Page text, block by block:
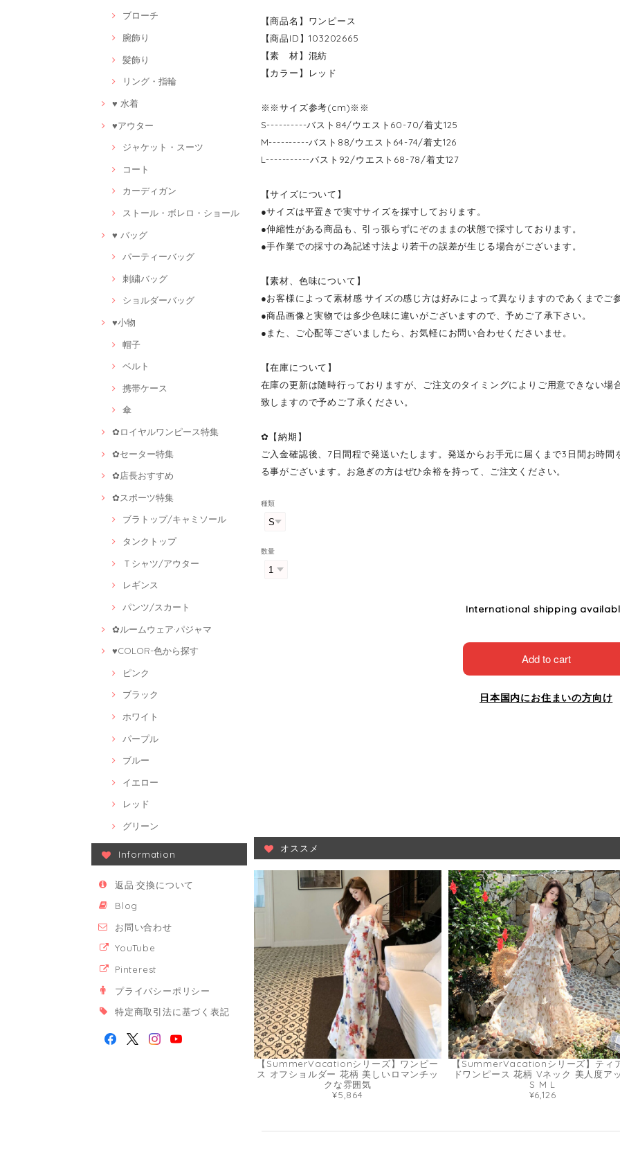
ブローチ
腕飾り
髪飾り
リング・指輪
♥ 水着
♥アウター
ジャケット・スーツ
コート
カーディガン
ストール・ボレロ・ショール
♥ バッグ
パーティーバッグ
刺繍バッグ
ショルダーバッグ
♥小物
帽子
ベルト
携帯ケース
傘
✿ロイヤルワンピース特集
✿セーター特集
✿店長おすすめ
✿スポーツ特集
ブラトップ/キャミソール
タンクトップ
Ｔシャツ/アウター
レギンス
パンツ/スカート
✿ルームウェア·パジャマ
♥COLOR-色から探す
ピンク
ブラック
ホワイト
パープル
ブルー
イエロー
レッド
グリーン
Information
返品·交換について
Blog
お問い合わせ
YouTube
Pinterest
プライバシーポリシー
特定商取引法に基づく表記
【商品名】ワンピース
【商品ID】103202665
【素 材】混紡
【カラー】レッド
※※サイズ参考(cm)※※
S----------バスト84/ウエスト60-70/着丈125
M----------バスト88/ウエスト64-74/着丈126
L-----------バスト92/ウエスト68-78/着丈127
【サイズについて】
●サイズは平置きで実寸サイズを採寸しております。
●伸縮性がある商品も、引っ張らずにぞのままの状態で採寸しております。
●手作業での採寸の為記述寸法より若干の誤差が生じる場合がございます。
【素材、色味について】
●お客様によって素材感·サイズの感じ方は好みによって異なりますのであくまでご
●商品画像と実物では多少色味に違いがございますので、予めご了承下さい。
●また、ご心配等ございましたら、お気軽にお問い合わせくださいませ。
【在庫について】
在庫の更新は随時行っておりますが、ご注文のタイミングによりご用意できない
致しますので予めご了承ください。
✿【納期】
ご入金確認後、7日間程で発送いたします。発送からお手元に届くまで3日間お時
る事がございます。お急ぎの方はぜひ余裕を持って、ご注文ください。
種類
数量
International shipping
Add to cart
日本国内にお住まいの方向け
オススメ
【SummerVacationシリーズ】ワンピー
ス オフショルダー 花柄 美しいロマンチッ
クな雰囲気
¥5,864
【SummerVacationシリーズ】ティ
ドワンピース 花柄 Vネック 美人度ア
S M L
¥6,126